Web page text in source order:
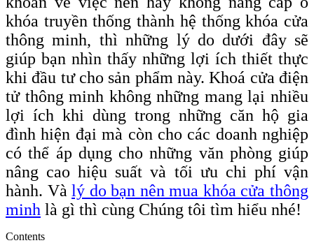
khóa truyền thống thành hệ thống khóa cửa
thông minh, thì những lý do dưới đây sẽ
giúp bạn nhìn thấy những lợi ích thiết thực
khi đầu tư cho sản phẩm này. Khoá cửa điện
tử thông minh không những mang lại nhiều
lợi ích khi dùng trong những căn hộ gia
đình hiện đại mà còn cho các doanh nghiệp
có thể áp dụng cho những văn phòng giúp
nâng cao hiệu suất và tối ưu chi phí vận
hành. Vàlý do bạn nên mua khóa cửa thông
minh là gì thì cùng Chúng tôi tìm hiểu nhé!
Contents